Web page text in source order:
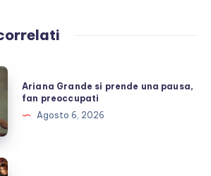
Ariana Grande si prende una pausa,
fan preoccupati
Agosto 6, 2026